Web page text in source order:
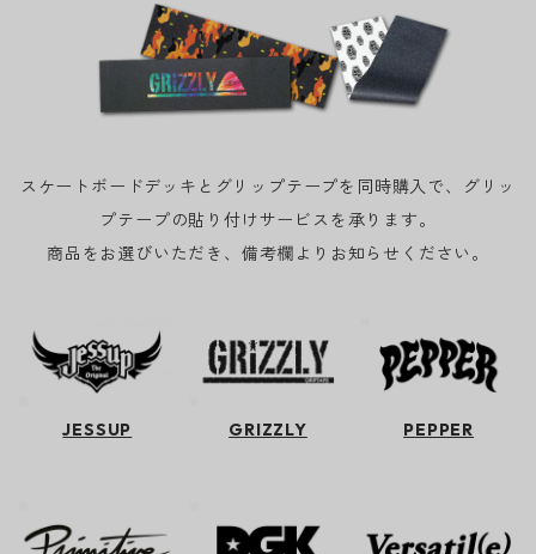
スケートボードデッキとグリップテープを同時購入で、グリッ
プテープの貼り付けサービスを承ります。
商品をお選びいただき、備考欄よりお知らせください。
JESSUP GRIZZLY PEPPER